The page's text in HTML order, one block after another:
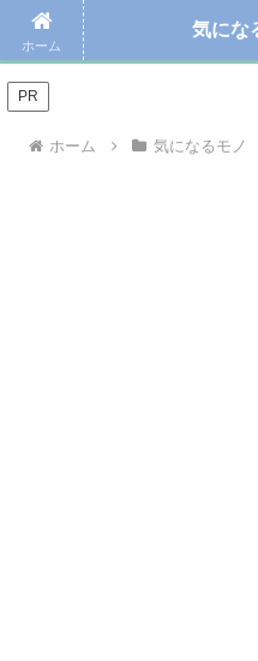
＼Amazonの毎日お得
PR
ホーム 気になるモノ
ホーム
気にな